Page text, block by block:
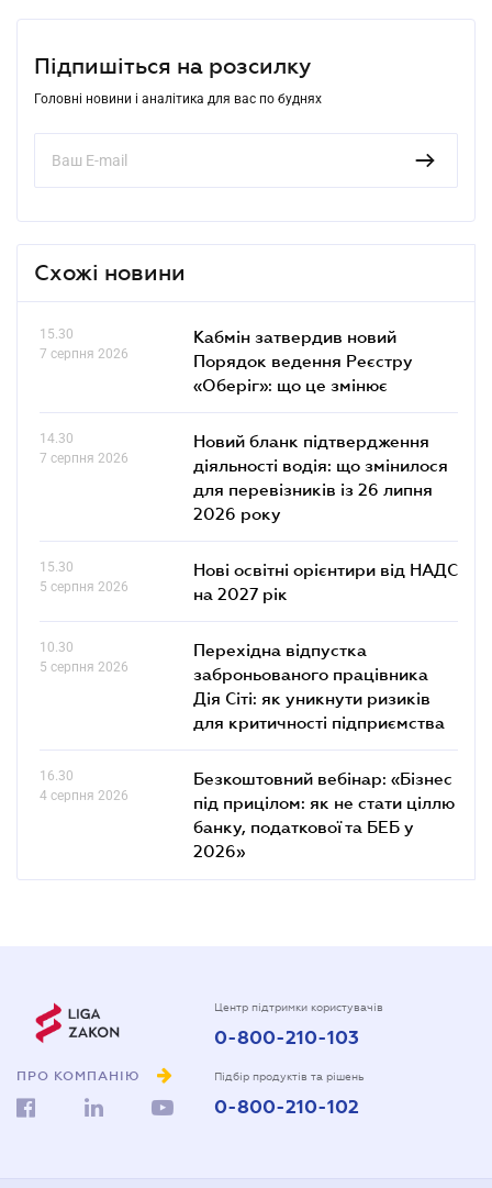
Підпишіться на розсилку
Головні новини і аналітика для вас по буднях
Схожі новини
15.30
7 серпня 2026
Кабмін затвердив новий
Порядок ведення Реєстру
«Оберіг»: що це змінює
14.30
7 серпня 2026
Новий бланк підтвердження
діяльності водія: що змінилося
для перевізників із 26 липня
2026 року
15.30
5 серпня 2026
Нові освітні орієнтири від НАДС
на 2027 рік
10.30
5 серпня 2026
Перехідна відпустка
заброньованого працівника
Дія Сіті: як уникнути ризиків
для критичності підприємства
16.30
4 серпня 2026
Безкоштовний вебінар: «Бізнес
під прицілом: як не стати ціллю
банку, податкової та БЕБ у
2026»
ПРО КОМПАНІЮ
Центр підтримки користувачів
0-800-210-103
Підбір продуктів та рішень
0-800-210-102